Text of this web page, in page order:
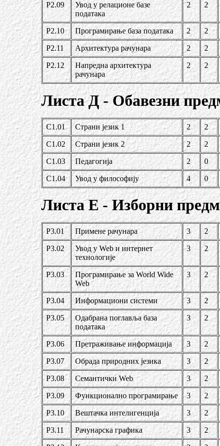
Р2.09
Увод у релационе базе
података
2 2
Р2.10 Програмирање база података 2 2
Р2.11 Архитектура рачунара 2 2
Р2.12
Напредна архитектура
рачунара
2 2
Листа Д - Обавезни
С1.01 Страни језик 1 2 2
С1.02 Страни језик 2 2 2
С1.03 Педагогија 2 0
С1.04 Увод у философију 4 0
Листа Е - Изборни
Р3.01 Примене рачунара 3 2
Р3.02
Увод у Web и интернет
технологије
3 2
Р3.03
Програмирање за World Wide
Web
3 2
Р3.04 Информациони системи 3 2
Р3.05
Одабрана поглавља база
података
3 2
Р3.06 Претраживање информација 3 2
Р3.07 Обрада природних језика 3 2
Р3.08 Семантички Web 3 2
Р3.09 Функционално програмирање 3 2
Р3.10 Вештачка интелигенција 3 2
Р3.11 Рачунарска графика 3 2